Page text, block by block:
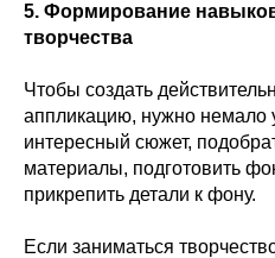
5. Формирование
творчества
Чтобы создать
аппликацию, нужно немало
интересный сюжет,
материалы, подготовить
прикрепить детали к фону.
Если заниматься